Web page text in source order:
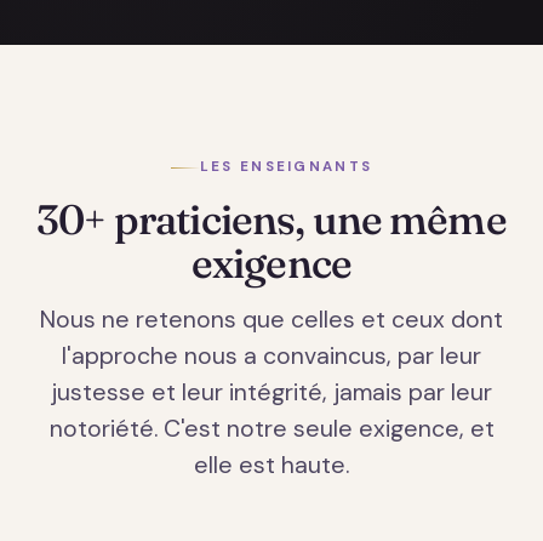
LES ENSEIGNANTS
30+ praticiens, une même
exigence
Nous ne retenons que celles et ceux dont
l'approche nous a convaincus, par leur
justesse et leur intégrité, jamais par leur
notoriété. C'est notre seule exigence, et
elle est haute.